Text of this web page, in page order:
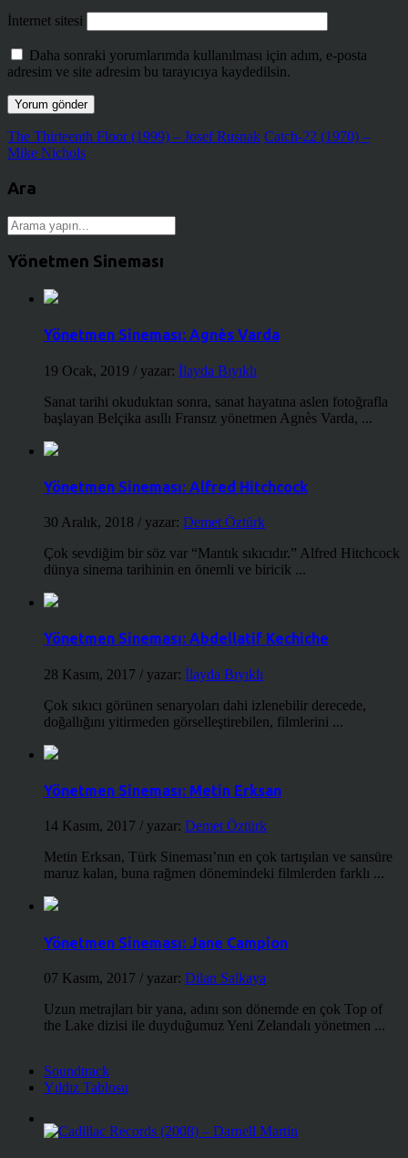
İnternet sitesi
Daha sonraki yorumlarımda kullanılması için adım, e-posta
adresim ve site adresim bu tarayıcıya kaydedilsin.
The Thirteenth Floor (1999) – Josef Rusnak Catch-22 (1970) –
Mike Nichols
Ara
Yönetmen Sineması
Yönetmen Sineması: Agnès Varda
19 Ocak, 2019 / yazar: İlayda Bıyıklı
Sanat tarihi okuduktan sonra, sanat hayatına aslen fotoğrafla
başlayan Belçika asıllı Fransız yönetmen Agnès Varda, ...
Yönetmen Sineması: Alfred Hitchcock
30 Aralık, 2018 / yazar: Demet Öztürk
Çok sevdiğim bir söz var “Mantık sıkıcıdır.” Alfred Hitchcock
dünya sinema tarihinin en önemli ve biricik ...
Yönetmen Sineması: Abdellatif Kechiche
28 Kasım, 2017 / yazar: İlayda Bıyıklı
Çok sıkıcı görünen senaryoları dahi izlenebilir derecede,
doğallığını yitirmeden görselleştirebilen, filmlerini ...
Yönetmen Sineması: Metin Erksan
14 Kasım, 2017 / yazar: Demet Öztürk
Metin Erksan, Türk Sineması’nın en çok tartışılan ve sansüre
maruz kalan, buna rağmen dönemindeki filmlerden farklı ...
Yönetmen Sineması: Jane Campion
07 Kasım, 2017 / yazar: Dilan Salkaya
Uzun metrajları bir yana, adını son dönemde en çok Top of
the Lake dizisi ile duyduğumuz Yeni Zelandalı yönetmen ...
Soundtrack
Yıldız Tablosu